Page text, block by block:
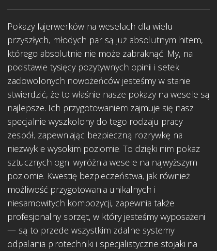
Pokazy fajerwerków na weselach dla wielu
przyszłych, młodych par są już absolutnym hitem,
którego absolutnie nie może zabraknąć. My, na
podstawie tysięcy pozytywnych opinii i setek
zadowolonych nowożeńców jesteśmy w stanie
stwierdzić, że to właśnie nasze pokazy na wesele są
najlepsze. Ich przygotowaniem zajmuje się nasz
specjalnie wyszkolony do tego rodzaju pracy
zespół, zapewniając bezpieczną rozrywkę na
niezwykle wysokim poziomie. To dzięki nim pokaz
sztucznych ogni wyróżnia wesele na najwyższym
poziomie. Kwestię bezpieczeństwa, jak również
możliwość przygotowania unikalnych i
niesamowitych kompozycji, zapewnia także
profesjonalny sprzęt, w który jesteśmy wyposażeni
— są to przede wszystkim zdalne systemy
odpalania pirotechniki i specjalistyczne stojaki na